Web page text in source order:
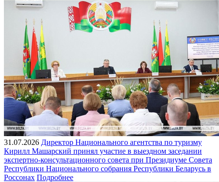
31.07.2026 Директор Национального агентства по туризму
Кирилл Машарский принял участие в выездном заседании
экспертно-консультационного совета при Президиуме Совета
Республики Национального собрания Республики Беларусь в
Россонах Подробнее